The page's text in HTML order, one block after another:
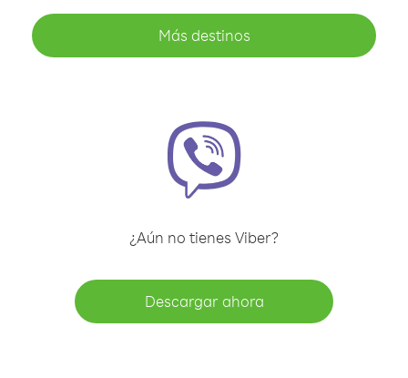
Más destinos
¿Aún no tienes Viber?
Descargar ahora